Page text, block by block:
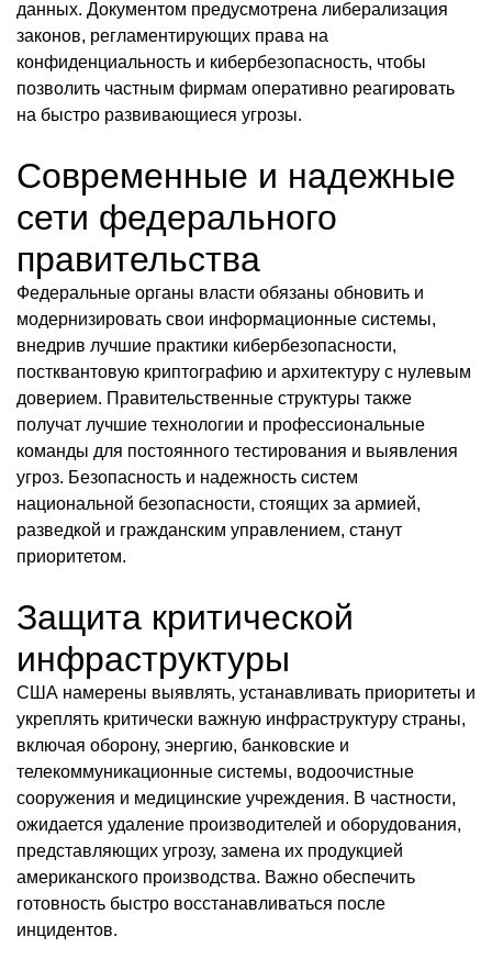
данных. Документом предусмотрена либерализация
законов, регламентирующих права на
конфиденциальность и кибербезопасность, чтобы
позволить частным фирмам оперативно реагировать
на быстро развивающиеся угрозы.
Современные и надежные
сети федерального
правительства
Федеральные органы власти обязаны обновить и
модернизировать свои информационные системы,
внедрив лучшие практики кибербезопасности,
постквантовую криптографию и архитектуру с нулевым
доверием. Правительственные структуры также
получат лучшие технологии и профессиональные
команды для постоянного тестирования и выявления
угроз. Безопасность и надежность систем
национальной безопасности, стоящих за армией,
разведкой и гражданским управлением, станут
приоритетом.
Защита критической
инфраструктуры
США намерены выявлять, устанавливать приоритеты и
укреплять критически важную инфраструктуру страны,
включая оборону, энергию, банковские и
телекоммуникационные системы, водоочистные
сооружения и медицинские учреждения. В частности,
ожидается удаление производителей и оборудования,
представляющих угрозу, замена их продукцией
американского производства. Важно обеспечить
готовность быстро восстанавливаться после
инцидентов.